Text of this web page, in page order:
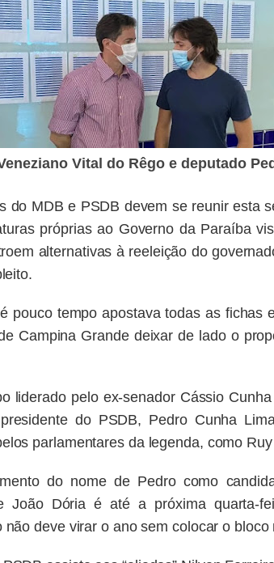
Vital do Rêgo e deputado
do MDB e PSDB devem se reunir esta
próprias ao Governo da Paraíba
alternativas à reeleição do
pouco tempo apostava todas as fichas
Campina Grande deixar de lado o
liderado pelo ex-senador Cássio
do PSDB, Pedro Cunha
parlamentares da legenda, como
do nome de Pedro como
João Dória é até a próxima quarta-
deve virar o ano sem colocar o bloco